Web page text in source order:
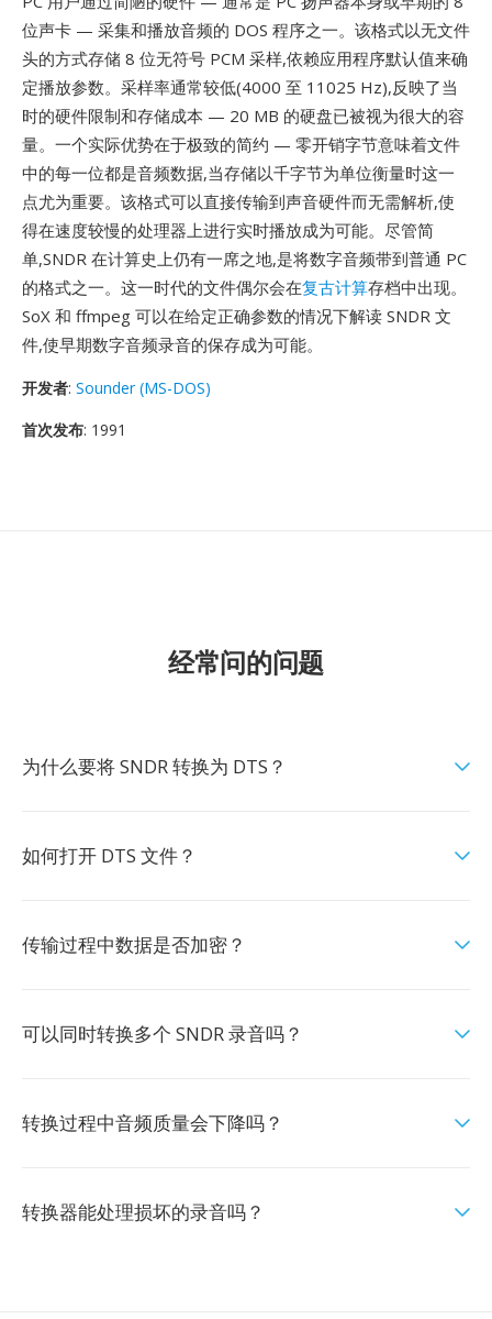
位声卡 — 采集和播放音频的 DOS 程序之一。该格式以无文件
头的方式存储 8 位无符号 PCM 采样,依赖应用程序默认值来确
定播放参数。采样率通常较低(4000 至 11025 Hz),反映了当
时的硬件限制和存储成本 — 20 MB 的硬盘已被视为很大的容
量。一个实际优势在于极致的简约 — 零开销字节意味着文件
中的每一位都是音频数据,当存储以千字节为单位衡量时这一
点尤为重要。该格式可以直接传输到声音硬件而无需解析,使
得在速度较慢的处理器上进行实时播放成为可能。尽管简
单,SNDR 在计算史上仍有一席之地,是将数字音频带到普通 PC
的格式之一。这一时代的文件偶尔会在复古计算存档中出现。
SoX 和 ffmpeg 可以在给定正确参数的情况下解读 SNDR 文
件,使早期数字音频录音的保存成为可能。
开发者: Sounder (MS-DOS)
首次发布: 1991
经常问的问题
为什么要将 SNDR 转换为 DTS？
如何打开 DTS 文件？
传输过程中数据是否加密？
可以同时转换多个 SNDR 录音吗？
转换过程中音频质量会下降吗？
转换器能处理损坏的录音吗？